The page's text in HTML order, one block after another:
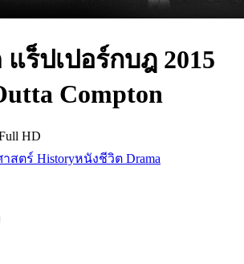
แร็ปเปอร์กบฎ 2015
Compton
HD
สตร์ Historyหนังชีวิต Drama